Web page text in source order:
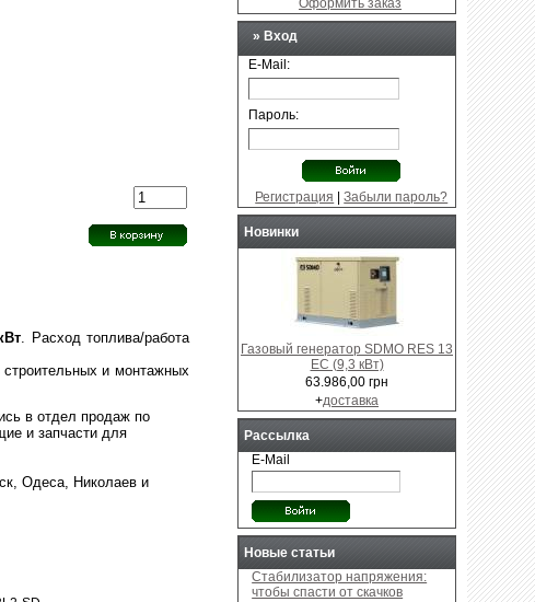
. Расход топлива/работа
строительных и монтажных
в отдел продаж по
и запчасти для
Одеса, Николаев и
Оформить заказ
» Вход
E-Mail:
Пароль:
Регистрация |Забыли пароль?
Новинки
Газовый генератор SDMO RES 13
EC (9,3 кВт)
63.986,00 грн
+доставка
Рассылка
E-Mail
Новые статьи
Стабилизатор напряжения:
чтобы спасти от скачков